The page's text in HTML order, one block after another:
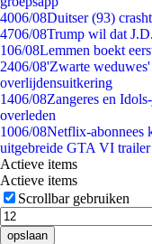
4006/08Duitser (93)
4706/08Trump wil dat
106/08Lemmen boekt
2406/08'Zwarte
overlijdensuitkering
1406/08Zangeres en
overleden
1006/08Netflix-abonnees
uitgebreide GTA VI trailer
Actieve items
Actieve items
Scrollbar gebruiken
opslaan